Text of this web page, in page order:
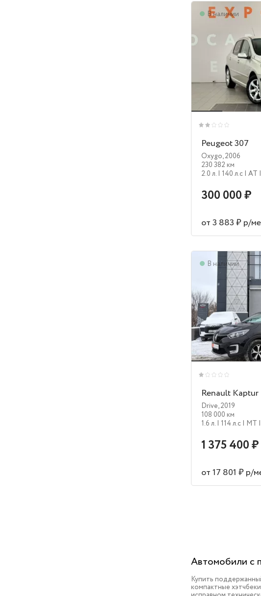
В наличии
Peugeot 307
Oxygo,2006
230 382 км
2.0 л. | 140 л.c | AT
300 000 ₽
от 3 883 ₽ р/
В наличии
Renault Kaptur
Drive,2019
108 000 км
1.6 л. | 114 л.c | MT
1 375 400 ₽
от 17 801 ₽ р/
Автомобили с
Купить
компактные